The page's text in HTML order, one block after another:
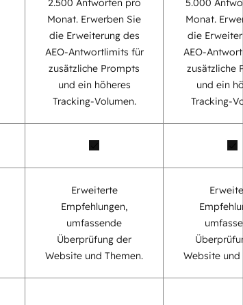
Monat. Erwerben Sie
die Erweiterung des
AEO-Antwortlimits für
zusätzliche Prompts
und ein höheres
Tracking-Volumen.
Monat.
die
AEO-
zusätzliche
und ein
Tracking-
Erweiterte
Empfehlungen,
umfassende
Überprüfung der
Website und Themen.
Website und